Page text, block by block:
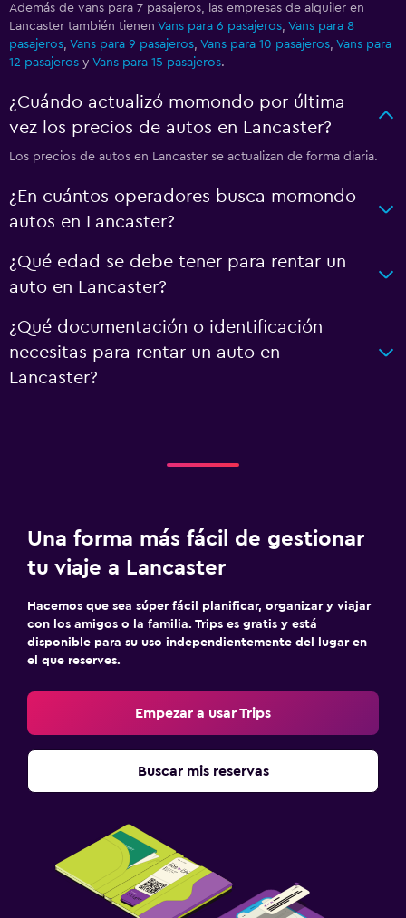
Además de vans para 7 pasajeros, las empresas de alquiler en
Lancaster también tienen Vans para 6 pasajeros Vans para 8
pasajeros Vans para 9 pasajeros Vans para 10 pasajeros Vans para
12 pasajeros y Vans para 15 pasajeros.
¿Cuándo actualizó momondo por última
vez los precios de autos en Lancaster?
Los precios de autos en Lancaster se actualizan de forma diaria.
¿En cuántos operadores busca momondo
autos en Lancaster?
¿Qué edad se debe tener para rentar un
auto en Lancaster?
¿Qué documentación o identificación
necesitas para rentar un auto en
Lancaster?
Una forma más fácil de gestionar
tu viaje a Lancaster
Hacemos que sea súper fácil planificar, organizar y viajar
con los amigos o la familia. Trips es gratis y está
disponible para su uso independientemente del lugar en
el que reserves.
Empezar a usar Trips
Buscar mis reservas